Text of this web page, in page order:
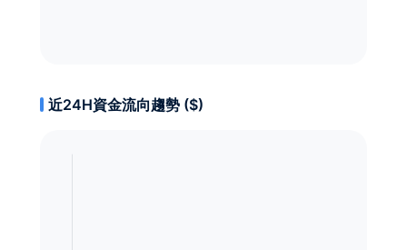
近24H資金流向趨勢 ($)